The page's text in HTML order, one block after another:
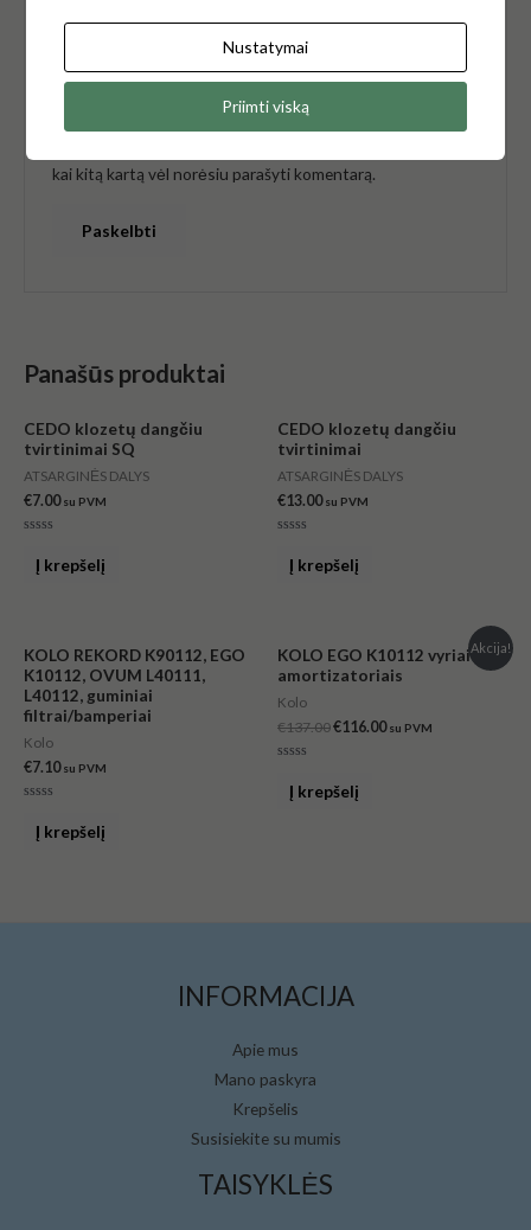
El.paštas*
Noriu savo interneto naršyklėje išsaugoti vardą, el. pašto
kai kitą kartą vėl norėsiu parašyti komentarą.
Panašūs produktai
CEDO klozetų dangčiu
tvirtinimai SQ
ATSARGINĖS DALYS
€7.00 su PVM
Į krepšelį
CEDO klozetų dangčiu
tvirtinimai
ATSARGINĖS DALYS
€13.00 su PVM
Į krepšelį
KOLO REKORD K90112, EGO
K10112, OVUM L40111,
L40112, guminiai
filtrai/bamperiai
Kolo
€7.10 su PVM
Į krepšelį
Akcija!
KOLO EGO K10112 vyriai su
amortizatoriais
Kolo
€137.00
price
was:
€116.00
price
is:
su PVM
Į krepšelį
INFORMACIJA
Apie mus
Mano paskyra
Krepšelis
Susisiekite su mumis
TAISYKLĖS
Nustatymai
Priimti viską